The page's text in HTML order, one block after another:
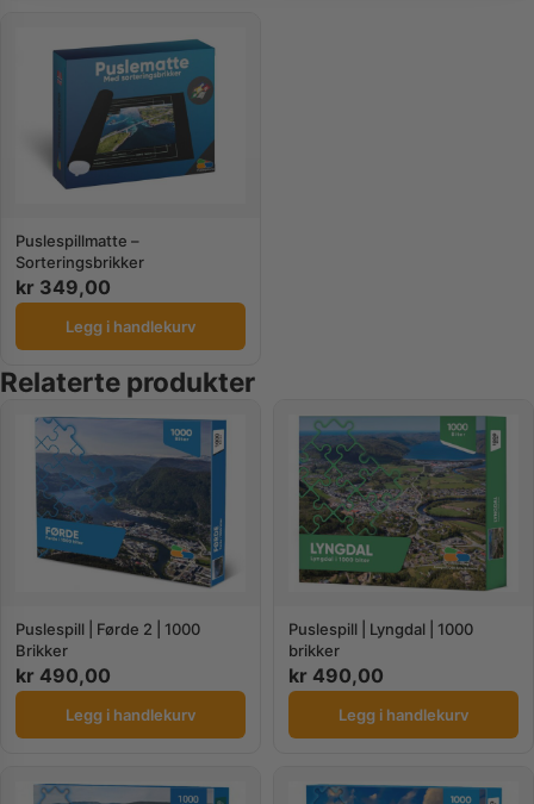
Puslespillmatte –
Sorteringsbrikker
kr 349,00
Legg i handlekurv
Relaterte produkter
Puslespill | Førde 2 | 1000
Brikker
kr 490,00
Legg i handlekurv
Puslespill | Lyngdal | 1000
brikker
kr 490,00
Legg i handlekurv